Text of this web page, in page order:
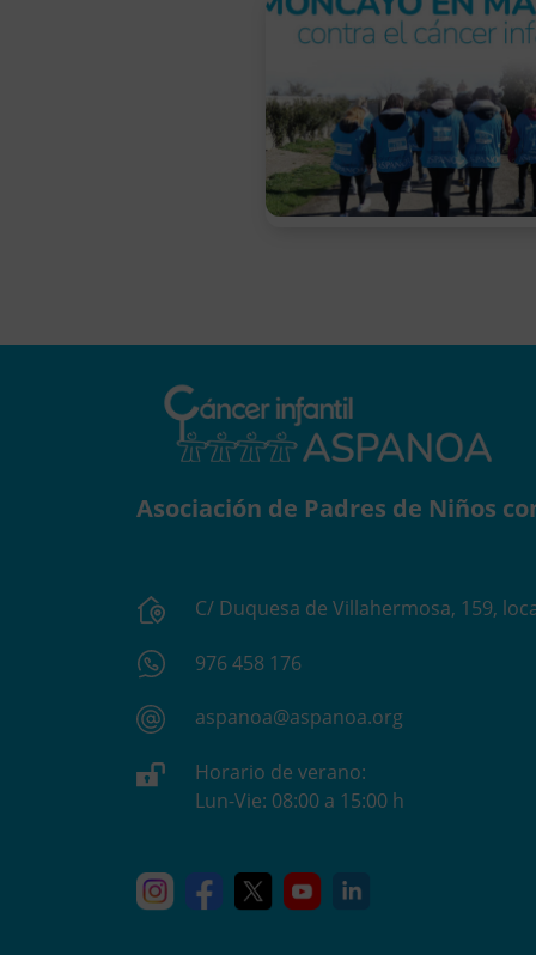
Asociación de Padres de Niños
C/ Duquesa de Villahermosa, 159,
976 458 176
aspanoa@aspanoa.org
Horario de verano:
Lun-Vie: 08:00 a 15:00 h
InstagramFacebook
X YouTube